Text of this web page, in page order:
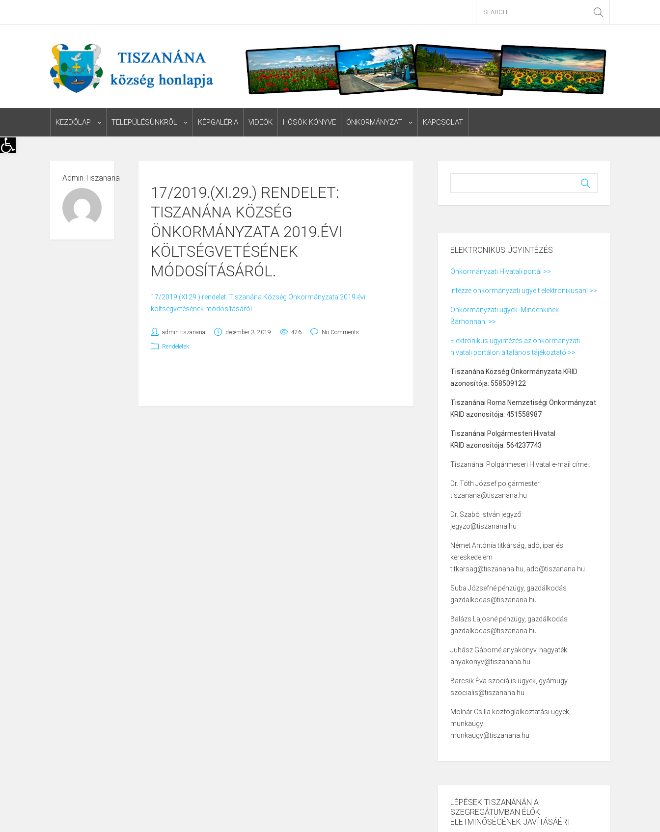
Eszköztár megnyitása
KEZDŐLAP TELEPÜLÉSÜNKRŐL KÉPGALÉRIA VIDEÓK HŐSÖK KÖNYVE ÖNKORMÁNYZAT KAPCSOLAT
Admin.tiszanana
17/2019.(XI.29.) RENDELET:
TISZANÁNA KÖZSÉG
ÖNKORMÁNYZATA 2019.ÉVI
KÖLTSÉGVETÉSÉNEK
MÓDOSÍTÁSÁRÓL.
17/2019.(XI.29.) rendelet: Tiszanána Község Önkormányzata 2019.évi
költségvetésének módosításáról.
admin.tiszanana december 3, 2019 426 No Comments
Rendeletek
ELEKTRONIKUS ÜGYINTÉZÉS
Önkormányzati Hivatali portál >>
Intézze önkormányzati ügyeit elektronikusan! >>
Önkormányzati ügyek. Mindenkinek.
Bárhonnan. >>
Elektronikus ügyintézés az önkormányzati
hivatali portálon általános tájékoztató >>
Tiszanána Község Önkormányzata KRID
azonosítója: 558509122
Tiszanánai Roma Nemzetiségi Önkormányzat
KRID azonosítója: 451558987
Tiszanánai Polgármesteri Hivatal
KRID azonosítója: 564237743
Tiszanánai Polgármeseri Hivatal e-mail címei:
Dr. Tóth József polgármester
tiszanana@tiszanana.hu
Dr. Szabó István jegyző
jegyzo@tiszanana.hu
Német Antónia titkárság, adó, ipar és
kereskedelem
titkarsag@tiszanana.hu, ado@tiszanana.hu
Suba Józsefné pénzügy, gazdálkodás
gazdalkodas@tiszanana.hu
Balázs Lajosné pénzügy, gazdálkodás
gazdalkodas@tiszanana.hu
Juhász Gáborné anyakönyv, hagyaték
anyakonyv@tiszanana.hu
Barcsik Éva szociális ügyek, gyámügy
szocialis@tiszanana.hu
Molnár Csilla közfoglalkoztatási ügyek,
munkaügy
munkaugy@tiszanana.hu
LÉPÉSEK TISZANÁNÁN A
SZEGREGÁTUMBAN ÉLŐK
ÉLETMINŐSÉGÉNEK JAVÍTÁSÁÉRT